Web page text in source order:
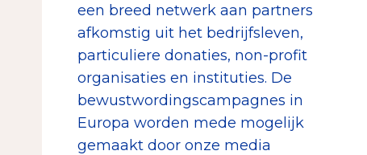
een breed netwerk aan partners
afkomstig uit het bedrijfsleven,
particuliere donaties, non-profit
organisaties en instituties. De
bewustwordingscampagnes in
Europa worden mede mogelijk
gemaakt door onze media